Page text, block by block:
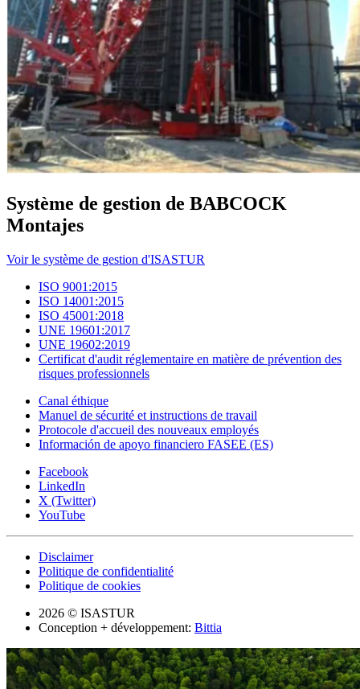
Système de gestion de BABCOCK
Montajes
Voir le système de gestion d'ISASTUR
ISO 9001:2015
ISO 14001:2015
ISO 45001:2018
UNE 19601:2017
UNE 19602:2019
Certificat d'audit réglementaire en matière de prévention des
risques professionnels
Canal éthique
Manuel de sécurité et instructions de travail
Protocole d'accueil des nouveaux employés
Información de apoyo financiero FASEE (ES)
Facebook
LinkedIn
X (Twitter)
YouTube
Disclaimer
Politique de confidentialité
Politique de cookies
2026 © ISASTUR
Conception + développement: Bittia